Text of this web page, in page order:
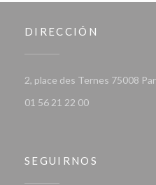
DIRECCIÓN
2, place des Ternes 75008
01 56 21 22 00
SEGUIRNOS